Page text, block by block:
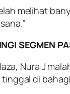
melihat
SEGMEN
Nura J
di